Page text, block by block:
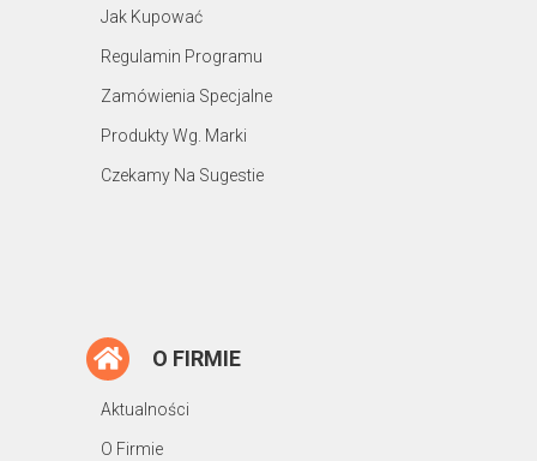
Jak Kupować
Regulamin Programu
Zamówienia Specjalne
Produkty Wg. Marki
Czekamy Na Sugestie
O FIRMIE
Aktualności
O Firmie